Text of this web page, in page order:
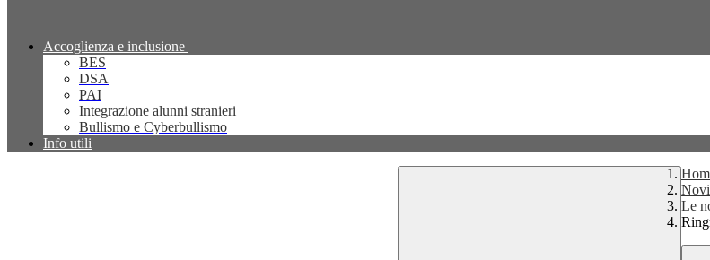
Accoglienza e inclusione
BES
DSA
PAI
Integrazione alunni stranieri
Bullismo e Cyberbullismo
Info utili
Le